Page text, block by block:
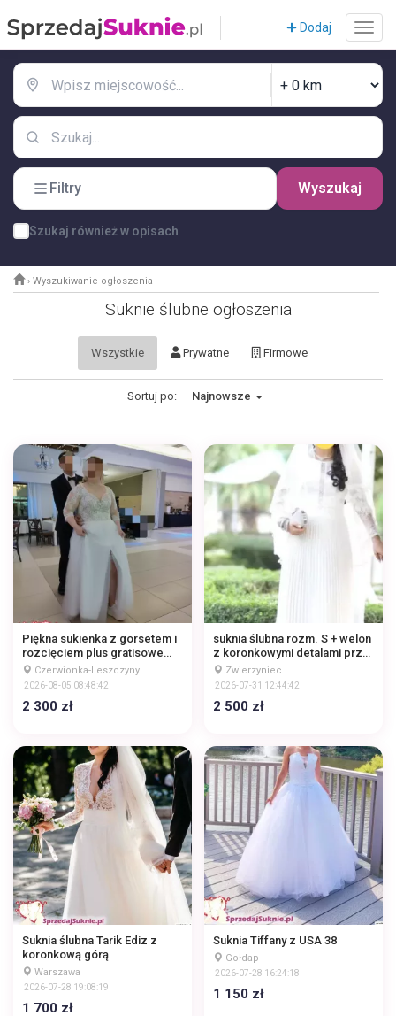
Dodaj
Filtry Wyszukaj
Szukaj również w opisach
› Wyszukiwanie ogłoszenia
Suknie ślubne ogłoszenia
Wszystkie Prywatne Firmowe
Sortuj po: Najnowsze
Piękna sukienka z gorsetem i
rozcięciem plus gratisowe
butyCzerwionka-Leszczyny
2026-08-05 08:48:42
2 300 zł
suknia ślubna rozm. S + welon
z koronkowymi detalami przy
dekolcie oraz plisowanym
dołem
Zwierzyniec
2026-07-31 12:44:42
2 500 zł
Suknia ślubna Tarik Ediz z
koronkową górą
Warszawa
2026-07-28 19:08:19
1 700 zł
Suknia Tiffany z USA 38
Gołdap
2026-07-28 16:24:18
1 150 zł